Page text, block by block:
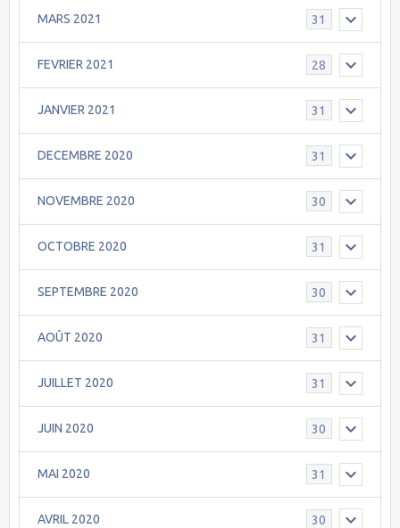
MARS 2021 31
FEVRIER 2021 28
JANVIER 2021 31
DECEMBRE 2020 31
NOVEMBRE 2020 30
OCTOBRE 2020 31
SEPTEMBRE 2020 30
AOÛT 2020 31
JUILLET 2020 31
JUIN 2020 30
MAI 2020 31
AVRIL 2020 30